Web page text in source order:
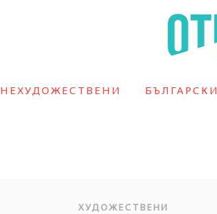
НЕХУДОЖЕСТВЕНИ БЪЛГАРСКИ
ХУДОЖЕСТВЕНИ